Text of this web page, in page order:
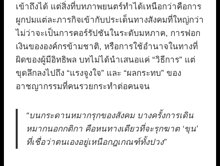
เข้าถึงได้ แต่สิ่งที่บทภาพยนตร์ทำได้เหนือกว่าคือการ
ผูกปมแต่ละภารกิจเข้ากับประเด็นทางสังคมที่ใหญ่กว่า
ไม่ว่าจะเป็นการคอร์รัปชันในระดับมหภาค, การฟอก
เงินขององค์กรข้ามชาติ, หรือการใช้อำนาจในทางที่
ผิดของผู้มีอิทธิพล บทไม่ได้นำเสนอแค่ “วิธีการ” แต่
ขุดลึกลงไปถึง “แรงจูงใจ” และ “ผลกระทบ” ของ
อาชญากรรมที่คนรวยกระทำต่อคนจน
“บนกระดานหมากรุกของสังคม บางครั้งการเดิน
หมากนอกกติกา คือหนทางเดียวที่จะรุกฆาต ‘ขุน’
ที่เชื่อว่าตนเองอยู่เหนือกฎเกณฑ์ทั้งปวง”